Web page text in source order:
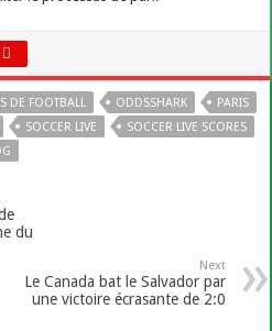
DE FOOTBALL ODDSSHARK
PARIS
SOCCER LIVE
SOCCER LIVE SCORES
du
Next
Le Canada bat le Salvador par
une victoire écrasante de 2:0